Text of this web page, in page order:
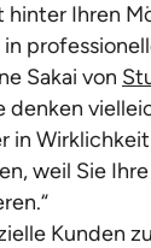
hinter Ihren
Sakai von
denken
in
weil Sie
Kunden